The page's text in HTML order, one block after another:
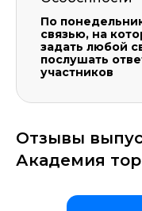
По
связью, на
задать любой
послушать
участников
Отзывы
Академия